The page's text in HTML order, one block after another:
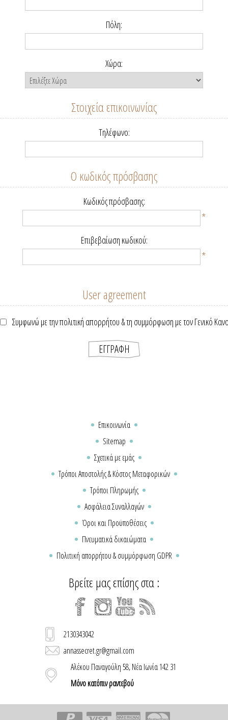
Πόλη:
Χώρα:
Στοιχεία επικοινωνίας
Τηλέφωνο:
Ο κωδικός πρόσβασης
Κωδικός πρόσβασης:
*
Επιβεβαίωση κωδικού:
*
User agreement
Συμφωνώ με την πολιτική απορρήτου & τη συμμόρφωση με τον Γενικό
Επικοινωνία
Sitemap
Σχετικά με εμάς
Τρόποι Αποστολής & Κόστος Μεταφορικών
Τρόποι Πληρωμής
Ασφάλεια Συναλλαγών
Όροι και Προϋποθέσεις
Πνευματικά δικαιώματα
Πολιτική απορρήτου & συμμόρφωση GDPR
Βρείτε μας επίσης στα :
2130343042
annassecret.gr@gmail.com
Αλέκου Παναγούλη 58, Νέα Ιωνία 142 31
Μόνο κατόπιν ραντεβού